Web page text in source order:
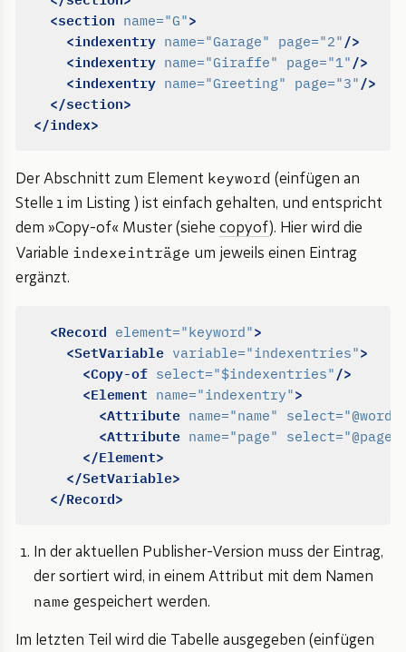
<section name="G">
<indexentry name="Garage" page="2"/>
<indexentry name="Giraffe" page="1"/>
<indexentry name="Greeting" page="3"/>
</section>
</index>
Der Abschnitt zum Element keyword (einfügen an
Stelle 1 im Listing ) ist einfach gehalten, und entspricht
dem »Copy-of« Muster (siehe copyof). Hier wird die
Variable indexeinträge um jeweils einen Eintrag
ergänzt.
<Record element="keyword">
<SetVariable variable="indexentries">
<Copy-of select="$indexentries"/>
<Element name="indexentry">
<Attribute name="name" select="@word"
<Attribute name="page" select="@page"
</Element>
</SetVariable>
</Record>
In der aktuellen Publisher-Version muss der Eintrag,
der sortiert wird, in einem Attribut mit dem Namen
name gespeichert werden.
Im letzten Teil wird die Tabelle ausgegeben (einfügen